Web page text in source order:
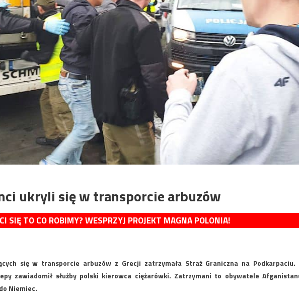
ukryli się w transporcie arbuzów
SIĘ TO CO ROBIMY? WESPRZYJ PROJEKT MAGNA POLONIA!
się w transporcie arbuzów z Grecji zatrzymała Straż Graniczna na Podkarpaciu.
zawiadomił służby polski kierowca ciężarówki. Zatrzymani to obywatele
Niemiec.